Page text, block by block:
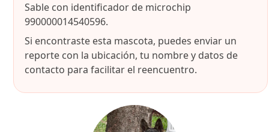
Sable con identificador de microchip
990000014540596.
Si encontraste esta mascota, puedes enviar un
reporte con la ubicación, tu nombre y datos de
contacto para facilitar el reencuentro.